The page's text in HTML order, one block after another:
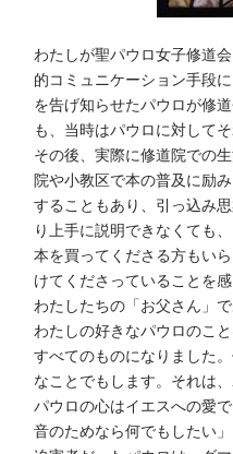
わたしが聖パウロ女子修道
的コミュニケーション手段
を告げ知らせたパウロが修
も、当時はパウロに対して
その後、実際に修道院での
院や小教区で本の普及に励
することもあり、引っ込み
り上手に説明できなくても
本を買ってくださる方もい
けてくださっていることを
わたしたちの「お父さん」
わたしの好きなパウロのこ
すべてのものになりました
なことでもします。それは
パウロの心はイエスへの愛
音のためなら何でもしたい